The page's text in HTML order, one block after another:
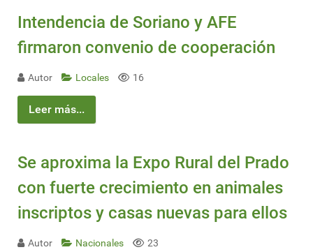
Intendencia de Soriano y AFE
firmaron convenio de cooperación
Autor Locales 16
Leer más...
Se aproxima la Expo Rural del Prado
con fuerte crecimiento en animales
inscriptos y casas nuevas para ellos
Autor Nacionales 23